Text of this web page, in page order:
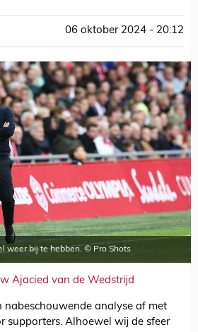
06 oktober 2024 - 20:12
weer bij te hebben. © Pro Shots
Ajacied van de Wedstrijd
nabeschouwende analyse af met
supporters. Alhoewel wij de sfeer